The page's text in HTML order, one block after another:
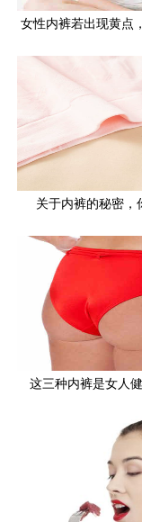
女性内裤若出现黄点
关于内裤的秘密
这三种内裤是女人